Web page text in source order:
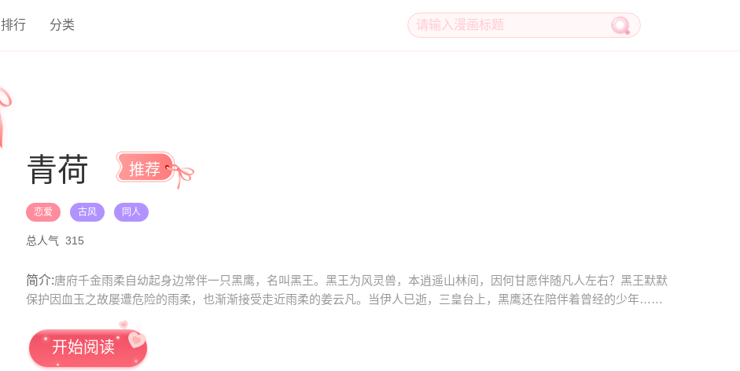
排行 分类
青荷 推荐
恋爱 古风 同人
总人气 315
简介:唐府千金雨柔自幼起身边常伴一只黑鹰，名叫黑王。黑王为风灵兽，本逍遥山林间，因何甘愿伴随凡人左右？黑王默默
保护因血玉之故屡遭危险的雨柔，也渐渐接受走近雨柔的姜云凡。当伊人已逝，三皇台上，黑鹰还在陪伴着曾经的少年……
开始阅读